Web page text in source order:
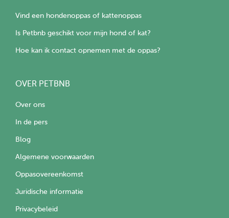
Vind een hondenoppas of kattenoppas
Is Petbnb geschikt voor mijn hond of kat?
Hoe kan ik contact opnemen met de oppas?
OVER PETBNB
Over ons
In de pers
Blog
Algemene voorwaarden
Oppasovereenkomst
Juridische informatie
Privacybeleid